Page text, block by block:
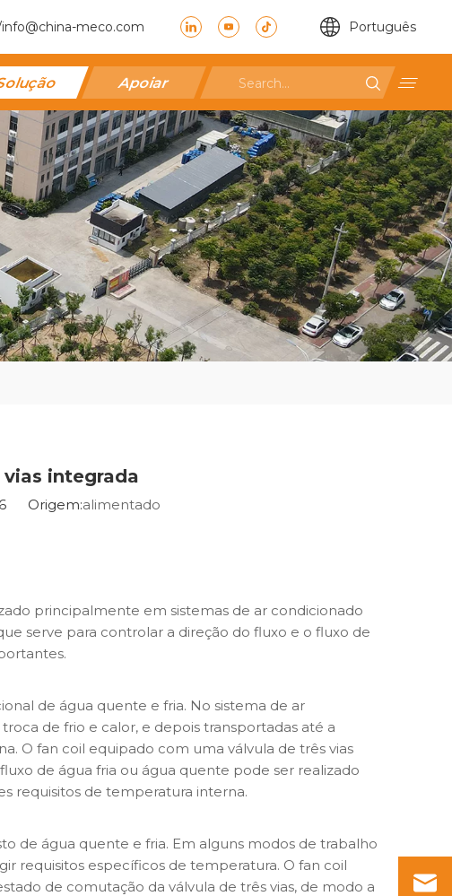
info@china-meco.com Português
Apoiar
integrada
Origem:alimentado
principalmente em sistemas de ar condicionado
serve para controlar a direção do fluxo e o fluxo de
de água quente e fria. No sistema de ar
de frio e calor, e depois transportadas até a
O fan coil equipado com uma válvula de três vias
de água fria ou água quente pode ser realizado
requisitos de temperatura interna.
de água quente e fria. Em alguns modos de trabalho
requisitos específicos de temperatura. O fan coil
de comutação da válvula de três vias, de modo a